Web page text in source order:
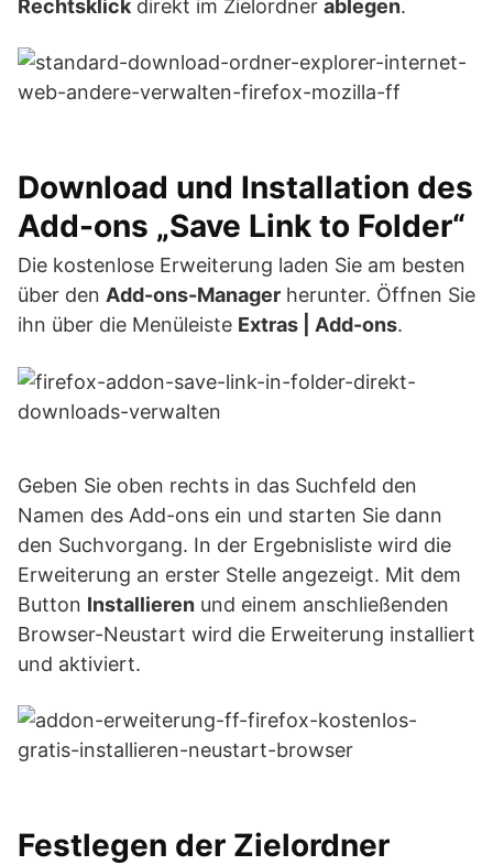
Rechtsklick direkt im Zielordner ablegen.
Download und Installation des
Add-ons „Save Link to Folder“
Die kostenlose Erweiterung laden Sie am besten
über den Add-ons-Manager herunter. Öffnen Sie
ihn über die Menüleiste Extras | Add-ons.
Geben Sie oben rechts in das Suchfeld den
Namen des Add-ons ein und starten Sie dann
den Suchvorgang. In der Ergebnisliste wird die
Erweiterung an erster Stelle angezeigt. Mit dem
Button Installieren und einem anschließenden
Browser-Neustart wird die Erweiterung installiert
und aktiviert.
Festlegen der Zielordner